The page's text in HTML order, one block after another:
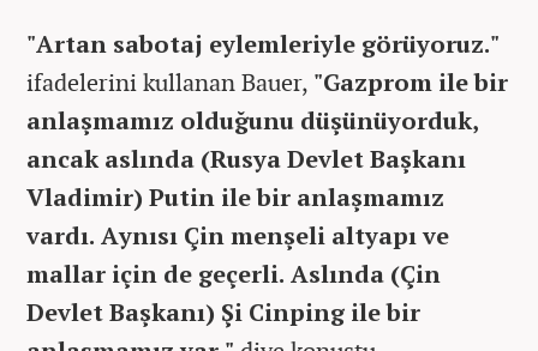
"Artan sabotaj eylemleriyle görüyoruz."
ifadelerini kullanan Bauer, "Gazprom ile bir
anlaşmamız olduğunu düşünüyorduk,
ancak aslında (Rusya Devlet Başkanı
Vladimir) Putin ile bir anlaşmamız
vardı. Aynısı Çin menşeli altyapı ve
mallar için de geçerli. Aslında (Çin
Devlet Başkanı) Şi Cinping ile bir